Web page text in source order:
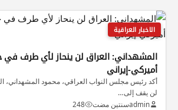
الاخبار العراقية
المشهداني: العراق لن ينحاز لأي طرف في
أميركي-إيراني
أكد رئيس مجلس النواب العراقي، محمود المشهداني،
لن يقف إلى…
adminسنتين مضت 248